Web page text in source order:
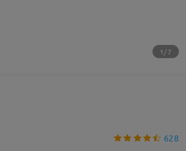
1/7
628